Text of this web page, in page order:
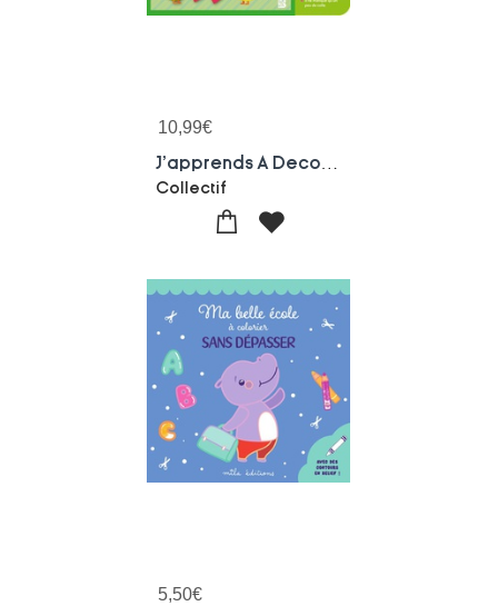
10,99€
Collectif
5,50€